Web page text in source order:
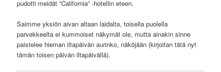
pudotti meidät ”California” -hotellin eteen.
Saimme yksiön aivan altaan laidalta, toisella puolella
parvekkeelta ei kummoiset näkymät ole, mutta ainakin sinne
paistelee hieman iltapäivän aurinko, näköjään (kirjoitan tätä nyt
tämän toisen päivän iltapäivällä).